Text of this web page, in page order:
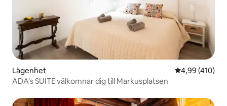
Lägenhet 4,99 av 5 i
4,99 (410)
ADA's SUITE välkomnar dig till Markusplatsen